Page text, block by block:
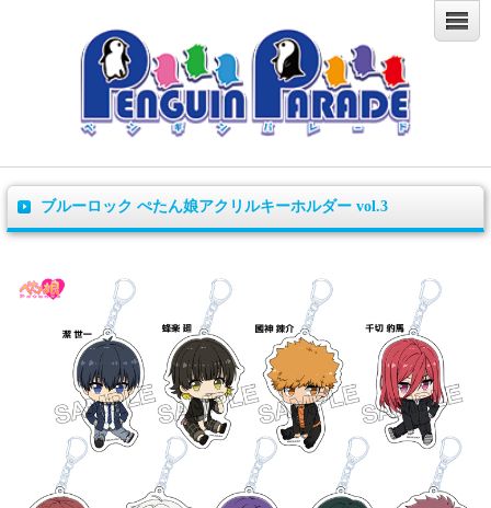
ブルーロック ぺたん娘アクリルキーホルダー vol.3